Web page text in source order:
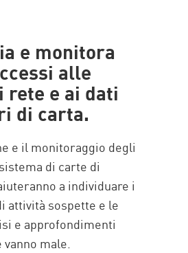
e monitora
alle
rete e ai dati
di carta.
e il monitoraggio degli
di carte di
a individuare i
attività sospette e le
e approfondimenti
vanno male.